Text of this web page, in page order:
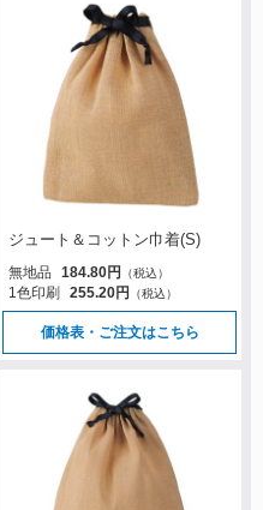
ジュート＆コットン巾着(S)
無地品 184.80円 （税込）
1色印刷 255.20円 （税込）
価格表・ご注文はこちら